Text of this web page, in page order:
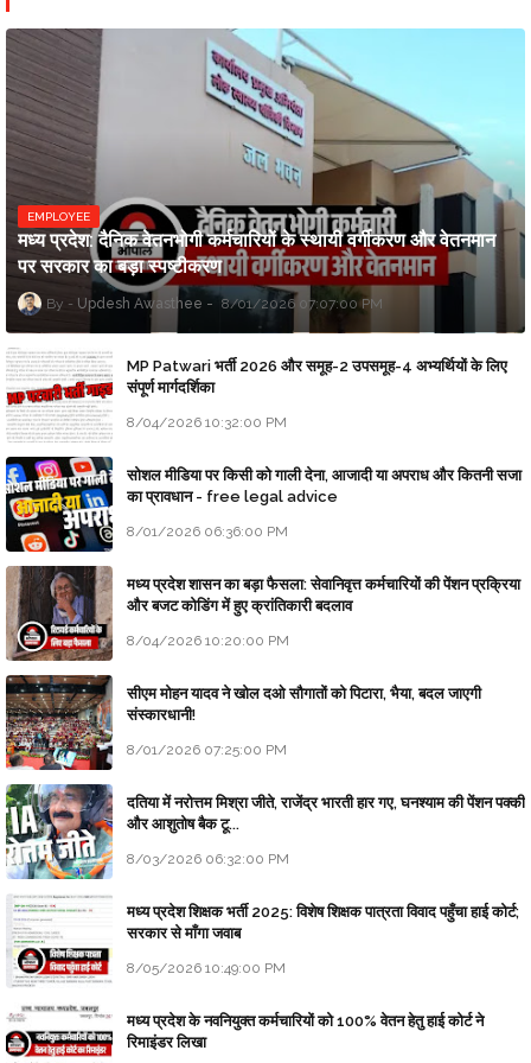
EMPLOYEE
मध्य प्रदेश: दैनिक वेतनभोगी कर्मचारियों के स्थायी वर्गीकरण और वेतनमान
पर सरकार का बड़ा स्पष्टीकरण
Updesh Awasthee 8/01/2026 07:07:00 PM
MP Patwari भर्ती 2026 और समूह-2 उपसमूह-4 अभ्यर्थियों के लिए
संपूर्ण मार्गदर्शिका
8/04/2026 10:32:00 PM
सोशल मीडिया पर किसी को गाली देना, आजादी या अपराध और कितनी सजा
का प्रावधान - free legal advice
8/01/2026 06:36:00 PM
मध्य प्रदेश शासन का बड़ा फैसला: सेवानिवृत्त कर्मचारियों की पेंशन प्रक्रिया
और बजट कोडिंग में हुए क्रांतिकारी बदलाव
8/04/2026 10:20:00 PM
सीएम मोहन यादव ने खोल दओ सौगातों को पिटारा, भैया, बदल जाएगी
संस्कारधानी!
8/01/2026 07:25:00 PM
दतिया में नरोत्तम मिश्रा जीते, राजेंद्र भारती हार गए, घनश्याम की पेंशन पक्की
और आशुतोष बैक टू...
8/03/2026 06:32:00 PM
मध्य प्रदेश शिक्षक भर्ती 2025: विशेष शिक्षक पात्रता विवाद पहुँचा हाई कोर्ट;
सरकार से माँगा जवाब
8/05/2026 10:49:00 PM
मध्य प्रदेश के नवनियुक्त कर्मचारियों को 100% वेतन हेतु हाई कोर्ट ने
रिमाइंडर लिखा